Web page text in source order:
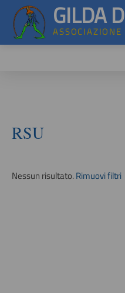
GILDA
RSU
Nessun risultato.Rimuovi filtri